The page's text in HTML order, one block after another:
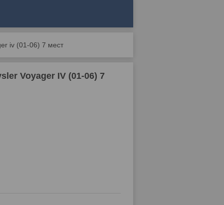
iv (01-06) 7 мест
Voyager IV (01-06) 7